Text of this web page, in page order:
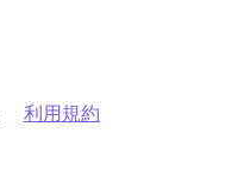
利用規約